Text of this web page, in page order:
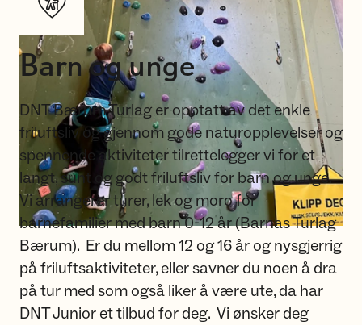
Barn og unge
DNT Bærum Turlag er opptatt av det enkle
friluftsliv og gjennom gode naturopplevelser og
spennende aktiviteter tilrettelegger vi for et
langt, sunt og godt friluftsliv for barn og unge.
Vi arrangerer turer, lek og moro for
barnefamilier med barn 0-12 år (Barnas Turlag
Bærum). Er du mellom 12 og 16 år og nysgjerrig
på friluftsaktiviteter, eller savner du noen å dra
på tur med som også liker å være ute, da har
DNT Junior et tilbud for deg. Vi ønsker deg